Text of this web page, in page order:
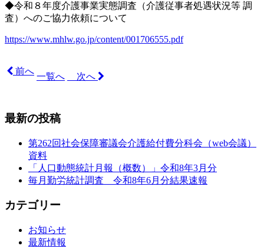
◆令和８年度介護事業実態調査（介護従事者処遇状況等 調
査）へのご協力依頼について
https://www.mhlw.go.jp/content/001706555.pdf
前へ
一覧へ 次へ
最新の投稿
第262回社会保障審議会介護給付費分科会（web会議）
資料
「人口動態統計月報（概数）」令和8年3月分
毎月勤労統計調査 令和8年6月分結果速報
カテゴリー
お知らせ
最新情報